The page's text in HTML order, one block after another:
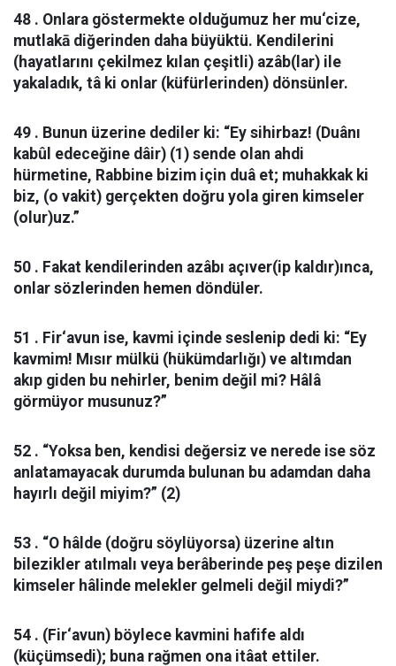
48 . Onlara göstermekte olduğumuz her mu‘cize,
mutlakā diğerinden daha büyüktü. Kendilerini
(hayatlarını çekilmez kılan çeşitli) azâb(lar) ile
yakaladık, tâ ki onlar (küfürlerinden) dönsünler.
49 . Bunun üzerine dediler ki: “Ey sihirbaz! (Duânı
kabûl edeceğine dâir) (1) sende olan ahdi
hürmetine, Rabbine bizim için duâ et; muhakkak ki
biz, (o vakit) gerçekten doğru yola giren kimseler
(olur)uz.”
50 . Fakat kendilerinden azâbı açıver(ip kaldır)ınca,
onlar sözlerinden hemen döndüler.
51 . Fir‘avun ise, kavmi içinde seslenip dedi ki: “Ey
kavmim! Mısır mülkü (hükümdarlığı) ve altımdan
akıp giden bu nehirler, benim değil mi? Hâlâ
görmüyor musunuz?”
52 . “Yoksa ben, kendisi değersiz ve nerede ise söz
anlatamayacak durumda bulunan bu adamdan daha
hayırlı değil miyim?” (2)
53 . “O hâlde (doğru söylüyorsa) üzerine altın
bilezikler atılmalı veya berâberinde peş peşe dizilen
kimseler hâlinde melekler gelmeli değil miydi?”
54 . (Fir‘avun) böylece kavmini hafife aldı
(küçümsedi); buna rağmen ona itâat ettiler.